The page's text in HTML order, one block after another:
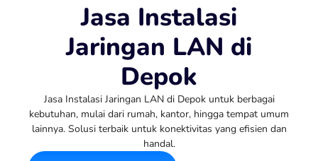
Jasa Instalasi
Jaringan LAN di
Depok
Jasa Instalasi Jaringan LAN di Depok untuk berbagai
kebutuhan, mulai dari rumah, kantor, hingga tempat umum
lainnya. Solusi terbaik untuk konektivitas yang efisien dan
handal.